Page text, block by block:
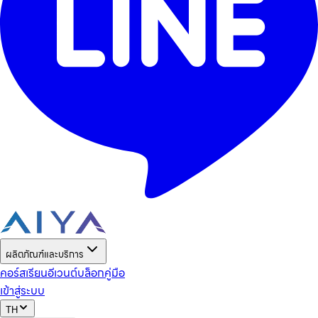
ผลิตภัณฑ์และบริการ
คอร์สเรียนอีเวนต์บล็อกคู่มือ
เข้าสู่ระบบ
TH